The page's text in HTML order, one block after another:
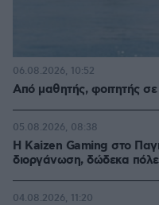
Από μαθητής, φοιτητής
06.08.2026, 10:52
H Kaizen Gaming στο
διοργάνωση, δώδεκα
05.08.2026, 08:38
04.08.2026, 11:20